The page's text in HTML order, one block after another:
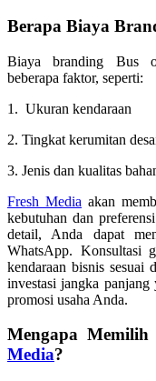
Berapa Biaya
Biaya branding Bus
beberapa faktor, seperti:
1. Ukuran kendaraan
2. Tingkat kerumitan
3. Jenis dan kualitas
Fresh Media akan
kebutuhan dan
detail, Anda dapat
WhatsApp. Konsultasi
kendaraan bisnis sesuai
investasi jangka
promosi usaha Anda.
Mengapa
Media?